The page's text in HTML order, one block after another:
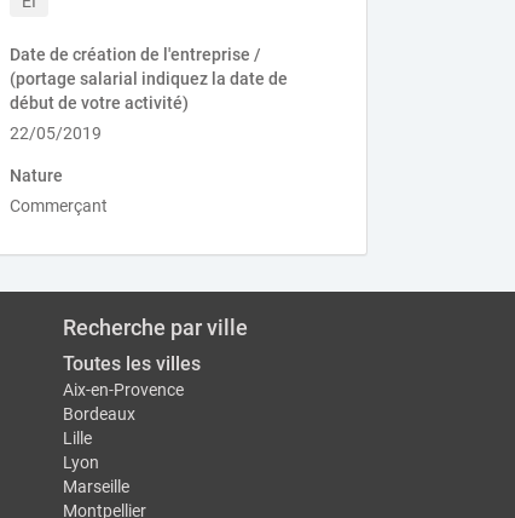
Date de création de l'entreprise /
(portage salarial indiquez la date de
début de votre activité)
22/05/2019
Nature
Commerçant
Recherche par ville
Toutes les villes
Aix-en-Provence
Bordeaux
Lille
Lyon
Marseille
Montpellier